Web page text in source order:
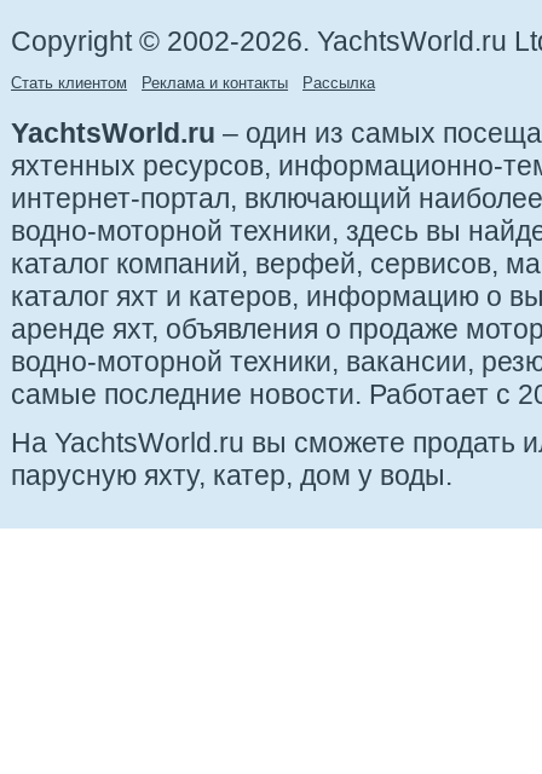
Copyright © 2002-2026. YachtsWorld.ru
Стать клиентом Реклама и контакты Рассылка
YachtsWorld.ru – один из самых
яхтенных ресурсов, информационно-
интернет-портал, включающий
водно-моторной техники, здесь вы
каталог компаний, верфей, сервисов,
каталог яхт и катеров, информацию о
аренде яхт, объявления о продаже
водно-моторной техники, вакансии,
самые последние новости. Работает с
На YachtsWorld.ru вы сможете продать
парусную яхту, катер, дом у воды.